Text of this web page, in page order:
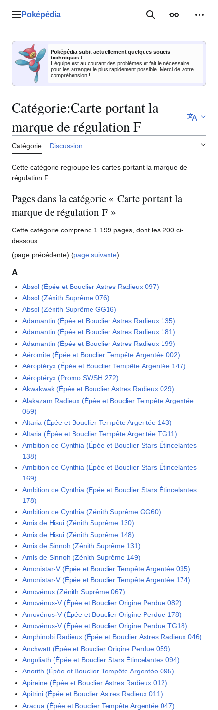
Menu principal
Poképédia RechercherApparence
Poképédia subit actuellement quelques soucis
techniques !
L'équipe est au courant des problèmes et fait le nécessaire
pour les arranger le plus rapidement possible. Merci de votre
compréhension !
Catégorie:Carte portant la
marque de régulation F
Catégorie Discussion
Cette catégorie regroupe les cartes portant la marque de
régulation F.
Pages dans la catégorie « Carte portant la
marque de régulation F »
Cette catégorie comprend 1 199 pages, dont les 200 ci-
dessous.
(page précédente) (page suivante)
A
Absol (Épée et Bouclier Astres Radieux 097)
Absol (Zénith Suprême 076)
Absol (Zénith Suprême GG16)
Adamantin (Épée et Bouclier Astres Radieux 135)
Adamantin (Épée et Bouclier Astres Radieux 181)
Adamantin (Épée et Bouclier Astres Radieux 199)
Aéromite (Épée et Bouclier Tempête Argentée 002)
Aéroptéryx (Épée et Bouclier Tempête Argentée 147)
Aéroptéryx (Promo SWSH 272)
Akwakwak (Épée et Bouclier Astres Radieux 029)
Alakazam Radieux (Épée et Bouclier Tempête Argentée
059)
Altaria (Épée et Bouclier Tempête Argentée 143)
Altaria (Épée et Bouclier Tempête Argentée TG11)
Ambition de Cynthia (Épée et Bouclier Stars Étincelantes
138)
Ambition de Cynthia (Épée et Bouclier Stars Étincelantes
169)
Ambition de Cynthia (Épée et Bouclier Stars Étincelantes
178)
Ambition de Cynthia (Zénith Suprême GG60)
Amis de Hisui (Zénith Suprême 130)
Amis de Hisui (Zénith Suprême 148)
Amis de Sinnoh (Zénith Suprême 131)
Amis de Sinnoh (Zénith Suprême 149)
Amonistar-V (Épée et Bouclier Tempête Argentée 035)
Amonistar-V (Épée et Bouclier Tempête Argentée 174)
Amovénus (Zénith Suprême 067)
Amovénus-V (Épée et Bouclier Origine Perdue 082)
Amovénus-V (Épée et Bouclier Origine Perdue 178)
Amovénus-V (Épée et Bouclier Origine Perdue TG18)
Amphinobi Radieux (Épée et Bouclier Astres Radieux 046)
Anchwatt (Épée et Bouclier Origine Perdue 059)
Angoliath (Épée et Bouclier Stars Étincelantes 094)
Anorith (Épée et Bouclier Tempête Argentée 095)
Apireine (Épée et Bouclier Astres Radieux 012)
Apitrini (Épée et Bouclier Astres Radieux 011)
Araqua (Épée et Bouclier Tempête Argentée 047)